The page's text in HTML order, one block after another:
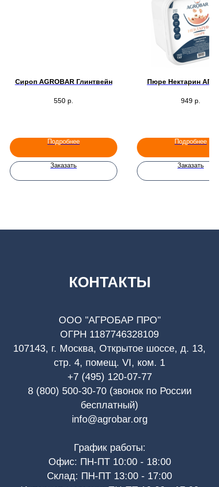
Сироп AGROBAR Глинтвейн
550 р.
Подробнее
Заказать
Пюре Нектарин
949 р.
Подробнее
Заказать
КОНТАКТЫ
ООО "АГРОБАР ПРО"
ОГРН 1187746328109
107143, г. Москва, Открытое шоссе, д. 13,
стр. 4, помещ. VI, ком. 1
+7 (495) 120-07-77
8 (800) 500-30-70 (звонок по России
бесплатный)
info@agrobar.org
График работы:
Офис: ПН-ПТ 10:00 - 18:00
Склад: ПН-ПТ 13:00 - 17:00